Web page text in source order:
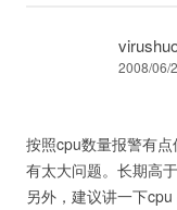
2008/06/
按照cpu数量报警有
有太大问题。长期高
另外，建议讲一下